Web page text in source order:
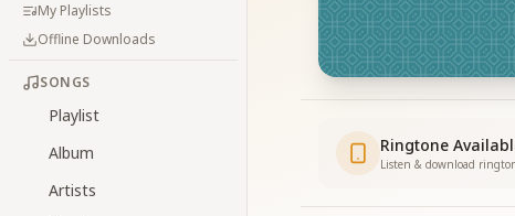
My Playlists
Offline Downloads
SONGS
Playlist
Album
Artists
Ringtone
Listen & download